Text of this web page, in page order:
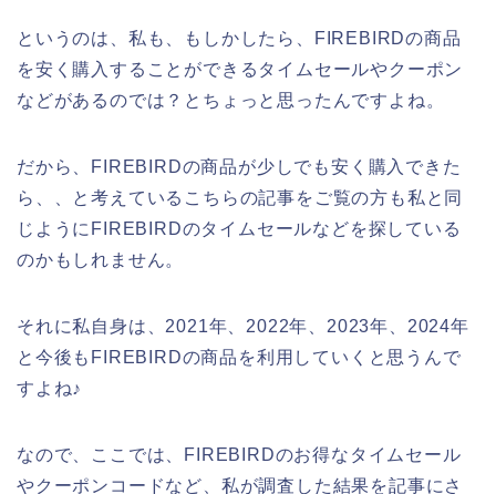
というのは、私も、もしかしたら、FIREBIRDの商品
を安く購入することができるタイムセールやクーポン
などがあるのでは？とちょっと思ったんですよね。
だから、FIREBIRDの商品が少しでも安く購入できた
ら、、と考えているこちらの記事をご覧の方も私と同
じようにFIREBIRDのタイムセールなどを探している
のかもしれません。
それに私自身は、2021年、2022年、2023年、2024年
と今後もFIREBIRDの商品を利用していくと思うんで
すよね♪
なので、ここでは、FIREBIRDのお得なタイムセール
やクーポンコードなど、私が調査した結果を記事にさ